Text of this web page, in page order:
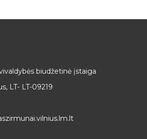
biudžetinė įstaiga
LT- LT-09219